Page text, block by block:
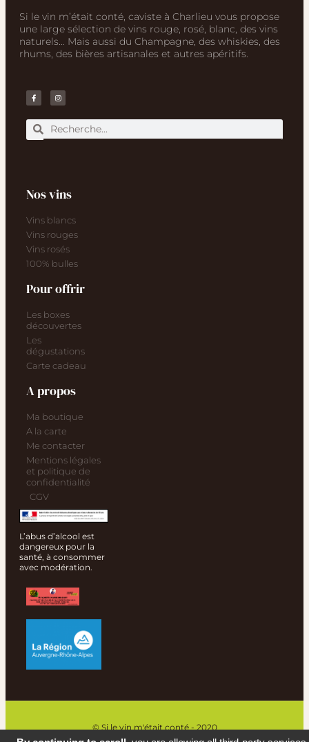
Si le vin m’était conté, caviste à Charlieu vous propose
une large sélection de vins rouge, rosé, blanc, des vins
naturels… Mais aussi du Champagne, des whiskies, des
rhums, des bières artisanales et autres apéritifs.
Nos vins
Vins blancs
Vins rouges
Vins rosés
100% bulles
Pour offrir
Les boxes
découvertes
Les
dégustations
Carte cadeau
A propos
Ma boutique
A la carte
Me contacter
Mentions légales
et politique de
confidentialité
CGV
L’abus d’alcool est
dangereux pour la
santé, à consommer
avec modération.
© Si le vin m'était conté - 2020